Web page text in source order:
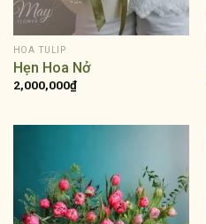
HOA TULIP
Hẹn Hoa Nở
2,000,000₫